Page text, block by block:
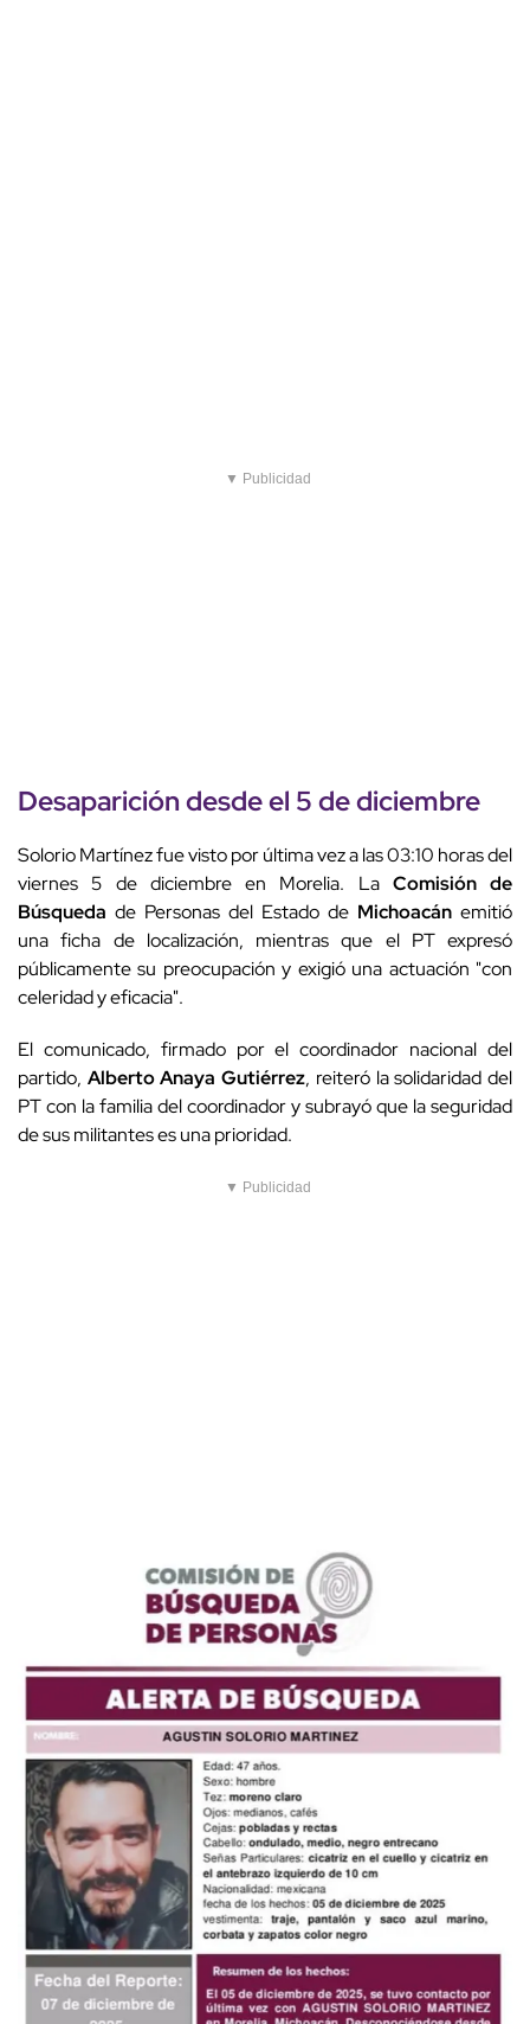
▼ Publicidad
Desaparición desde el 5 de diciembre
Solorio Martínez fue visto por última vez a las 03:10 horas del
viernes 5 de diciembre en Morelia. La Comisión de
Búsqueda de Personas del Estado de Michoacán emitió
una ficha de localización, mientras que el PT expresó
públicamente su preocupación y exigió una actuación "con
celeridad y eficacia".
El comunicado, firmado por el coordinador nacional del
partido, Alberto Anaya Gutiérrez, reiteró la solidaridad del
PT con la familia del coordinador y subrayó que la seguridad
de sus militantes es una prioridad.
▼ Publicidad